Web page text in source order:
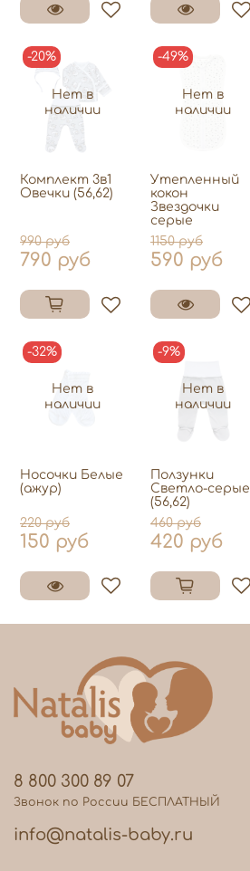
Нет в
наличии
-20%
Комплект 3в1
Овечки (56,62)
990 руб
790 руб
Нет в
наличии
-49%
Утепленный
кокон
Звездочки
серые
1150 руб
590 руб
Нет в
наличии
-32%
Носочки Белые
(ажур)
220 руб
150 руб
Нет в
наличии
-9%
Ползунки
Светло-серые
(56,62)
460 руб
420 руб
8 800 300 89 07
Звонок по России БЕСПЛАТНЫЙ
info@natalis-baby.ru